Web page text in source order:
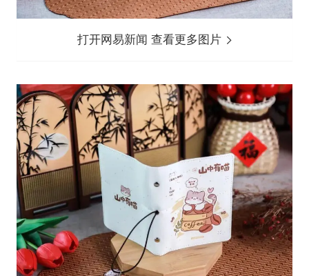
打开网易新闻 查看更多图片